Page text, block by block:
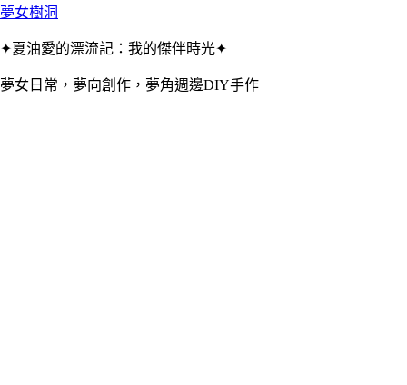
夢女樹洞
✦夏油愛的漂流記：我的傑伴時光✦
夢女日常，夢向創作，夢角週邊DIY手作